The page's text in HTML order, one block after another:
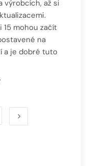
výrobcích, až si
15 mohou začít
na
a je dobré tuto